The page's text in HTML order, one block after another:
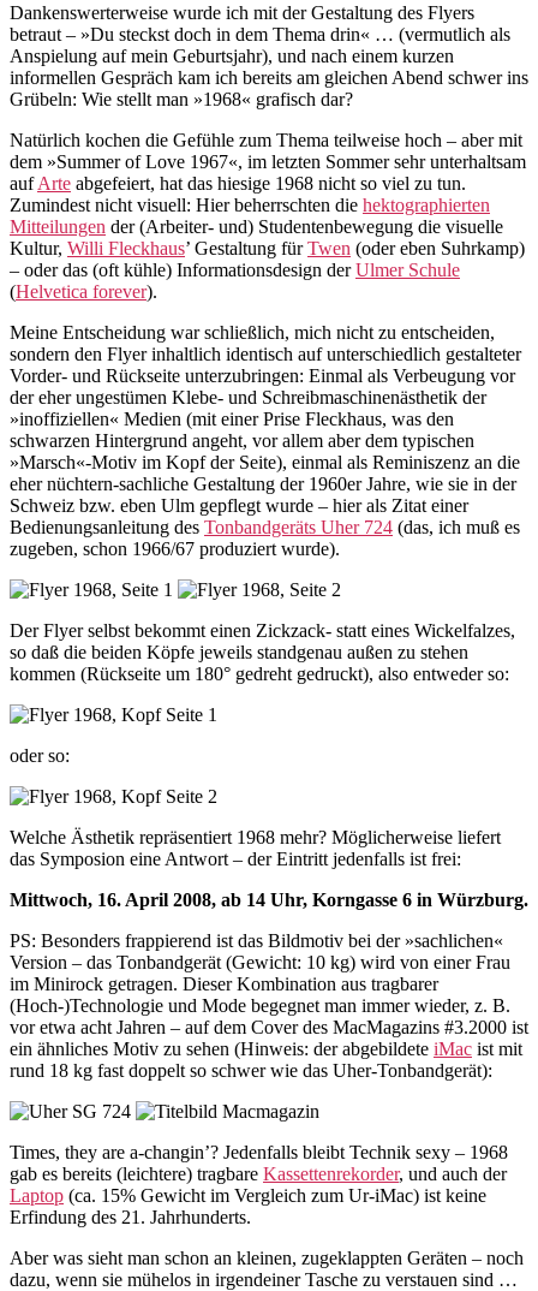
Dankenswerterweise wurde ich mit der Gestaltung des Flyers
betraut – »Du steckst doch in dem Thema drin« … (vermutlich als
Anspielung auf mein Geburtsjahr), und nach einem kurzen
informellen Gespräch kam ich bereits am gleichen Abend schwer ins
Grübeln: Wie stellt man »1968« grafisch dar?
Natürlich kochen die Gefühle zum Thema teilweise hoch – aber mit
dem »Summer of Love 1967«, im letzten Sommer sehr unterhaltsam
aufArte abgefeiert, hat das hiesige 1968 nicht so viel zu tun.
Zumindest nicht visuell: Hier beherrschten die hektographierten
Mitteilungen der (Arbeiter- und) Studentenbewegung die visuelle
Kultur, Willi Fleckhaus’ Gestaltung fürTwen (oder eben Suhrkamp)
– oder das (oft kühle) Informationsdesign derUlmer Schule
(Helvetica forever).
Meine Entscheidung war schließlich, mich nicht zu entscheiden,
sondern den Flyer inhaltlich identisch auf unterschiedlich gestalteter
Vorder- und Rückseite unterzubringen: Einmal als Verbeugung vor
der eher ungestümen Klebe- und Schreibmaschinenästhetik der
»inoffiziellen« Medien (mit einer Prise Fleckhaus, was den
schwarzen Hintergrund angeht, vor allem aber dem typischen
»Marsch«-Motiv im Kopf der Seite), einmal als Reminiszenz an die
eher nüchtern-sachliche Gestaltung der 1960er Jahre, wie sie in der
Schweiz bzw. eben Ulm gepflegt wurde – hier als Zitat einer
Bedienungsanleitung des Tonbandgeräts Uher 724 (das, ich muß es
zugeben, schon 1966/67 produziert wurde).
Der Flyer selbst bekommt einen Zickzack- statt eines Wickelfalzes,
so daß die beiden Köpfe jeweils standgenau außen zu stehen
kommen (Rückseite um 180° gedreht gedruckt), also entweder so:
oder so:
Welche Ästhetik repräsentiert 1968 mehr? Möglicherweise liefert
das Symposion eine Antwort – der Eintritt jedenfalls ist frei:
Mittwoch, 16. April 2008, ab 14 Uhr, Korngasse 6 in Würzburg.
PS: Besonders frappierend ist das Bildmotiv bei der »sachlichen«
Version – das Tonbandgerät (Gewicht: 10 kg) wird von einer Frau
im Minirock getragen. Dieser Kombination aus tragbarer
(Hoch-)Technologie und Mode begegnet man immer wieder, z. B.
vor etwa acht Jahren – auf dem Cover des MacMagazins #3.2000 ist
ein ähnliches Motiv zu sehen (Hinweis: der abgebildete iMac ist mit
rund 18 kg fast doppelt so schwer wie das Uher-Tonbandgerät):
Times, they are a-changin’? Jedenfalls bleibt Technik sexy – 1968
gab es bereits (leichtere) tragbare Kassettenrekorder, und auch der
Laptop (ca. 15% Gewicht im Vergleich zum Ur-iMac) ist keine
Erfindung des 21. Jahrhunderts.
Aber was sieht man schon an kleinen, zugeklappten Geräten – noch
dazu, wenn sie mühelos in irgendeiner Tasche zu verstauen sind …